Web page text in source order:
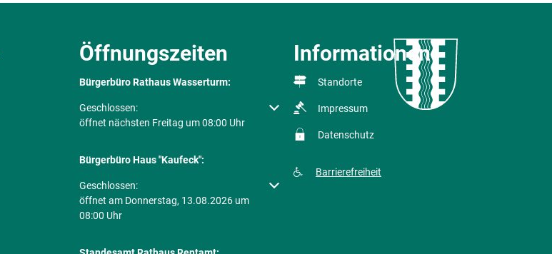
Öffnungszeiten
Bürgerbüro Rathaus Wasserturm:
Klicken, um weitere Öffnungs- oder Schließzeiten auszublenden
Geschlossen:
öffnet nächsten Freitag um 08:00 Uhr
Bürgerbüro Haus "Kaufeck":
Klicken, um weitere Öffnungs- oder Schließzeiten auszublenden
Geschlossen:
öffnet am Donnerstag, 13.08.2026 um
08:00 Uhr
Informationen
Standorte
Impressum
Datenschutz
Barrierefreiheit